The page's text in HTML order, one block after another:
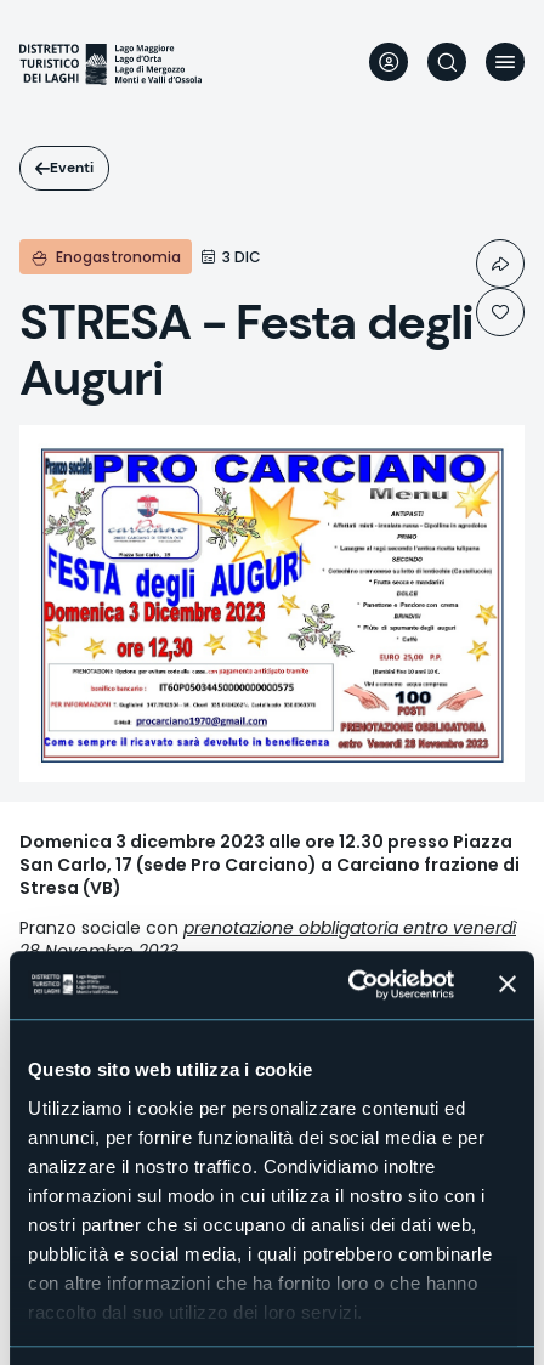
Questo sito web utilizza i cookie
Utilizziamo i cookie per personalizzare contenuti ed
annunci, per fornire funzionalità dei social media e per
analizzare il nostro traffico. Condividiamo inoltre
informazioni sul modo in cui utilizza il nostro sito con i
nostri partner che si occupano di analisi dei dati web,
pubblicità e social media, i quali potrebbero combinarle
con altre informazioni che ha fornito loro o che hanno
raccolto dal suo utilizzo dei loro servizi.
contenuto
principale
Eventi
Enogastronomia 3 DIC
STRESA - Festa degli
Auguri
Domenica 3 dicembre 2023 alle ore 12.30 presso Piazza
San Carlo, 17 (sede Pro Carciano) a Carciano frazione di
Stresa (VB)
Pranzo sociale con prenotazione obbligatoria entro venerdì
28 Novembre 2023.
Costo: Adulto €25 - Bambini €10 (fino a 10 anni)
Organizzatore
Pro Carciano
Luogo dell'evento
Piazza San Carlo 17
Telefono
+39 347 7942504 oppure +39 335 6414262 (Info e
prenotazioni)
E-mail
procarciano1970@gmail.com
Sito web